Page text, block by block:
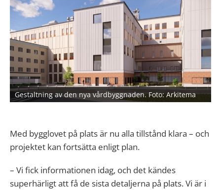
Gestaltning av den nya vårdbyggnaden. Foto: Arkitema
Med bygglovet på plats är nu alla tillstånd klara – och
projektet kan fortsätta enligt plan.
– Vi fick informationen idag, och det kändes
superhärligt att få de sista detaljerna på plats. Vi är i